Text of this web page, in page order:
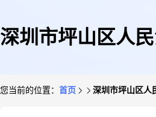
深圳市坪山区人
您当前的位置： 首页 深圳市坪山区人